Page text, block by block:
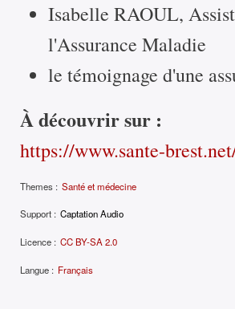
Isabelle RAOUL,
l'Assurance Maladie
le témoignage d'une
À découvrir sur :
https://www.sante-
Themes : Santé et médecine
Support : Captation Audio
Licence : CC BY-SA 2.0
Langue : Français